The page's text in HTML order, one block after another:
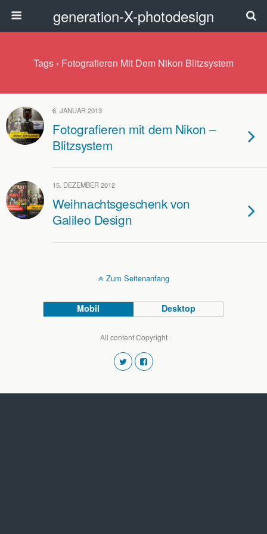
generation-X-photodesign
Tags › Fotografieren Mit Dem Nikon Blitzsystem
6. JANUAR 2013
Fotografieren mit dem Nikon –
Blitzsystem
15. DEZEMBER 2012
Weihnachtsgeschenk von
Galileo Design
Zum Seitenanfang
Mobil Desktop
All content Copyright